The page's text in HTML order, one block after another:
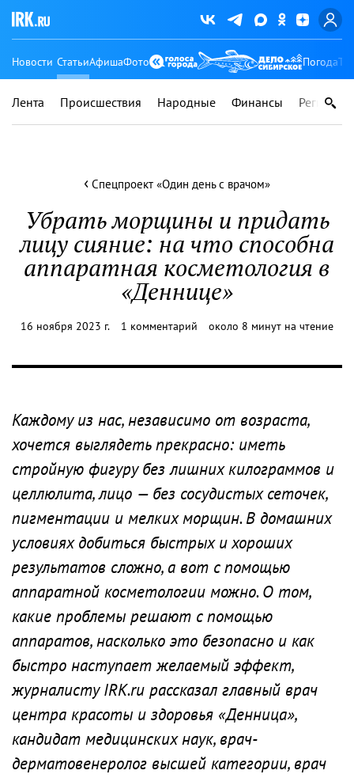
Новости СтатьиАфишаФото Погода
Лента Происшествия Народные Финансы Регионы
‹ Спецпроект «Один день с врачом»
Убрать морщины и придать
лицу сияние: на что способна
аппаратная косметология в
«Деннице»
16 ноября 2023 г. 1 комментарий около 8 минут на чтение
Каждому из нас, независимо от возраста,
хочется выглядеть прекрасно: иметь
стройную фигуру без лишних килограммов и
целлюлита, лицо — без сосудистых сеточек,
пигментации и мелких морщин. В домашних
условиях добиться быстрых и хороших
результатов сложно, а вот с помощью
аппаратной косметологии можно. О том,
какие проблемы решают с помощью
аппаратов, насколько это безопасно и как
быстро наступает желаемый эффект,
журналисту IRK.ru рассказал главный врач
центра красоты и здоровья «Денница»,
кандидат медицинских наук, врач-
дерматовенеролог высшей категории, врач